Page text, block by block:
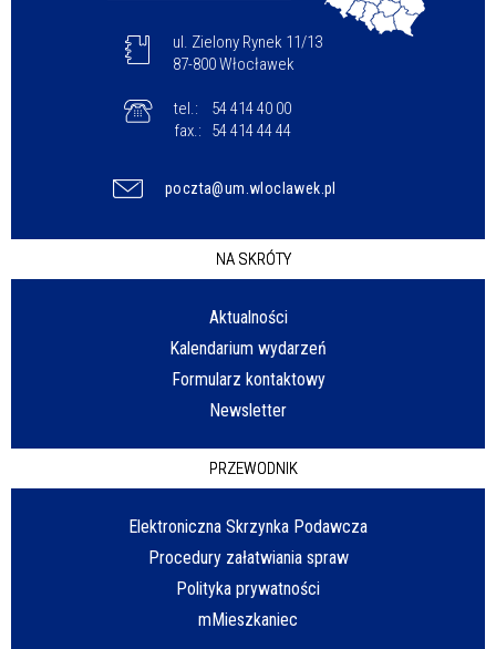
ul. Zielony Rynek 11/13
87-800 Włocławek
tel.:
54 414 40 00
fax.:
54 414 44 44
poczta@um.wloclawek.pl
NA SKRÓTY
Aktualności
Kalendarium wydarzeń
Formularz kontaktowy
Newsletter
PRZEWODNIK
Elektroniczna Skrzynka Podawcza
Procedury załatwiania spraw
Polityka prywatności
mMieszkaniec